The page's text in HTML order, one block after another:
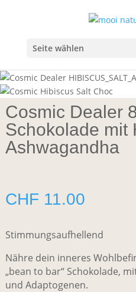
Seite wählen
Dealer 85% Dunkle Schokolade
Cosmic Dealer
Schokolade mit
Ashwagandha
CHF 11.00
Stimmungsaufhellend
Nähre dein inneres
„bean to bar“ Schokolade,
und Adaptogenen.